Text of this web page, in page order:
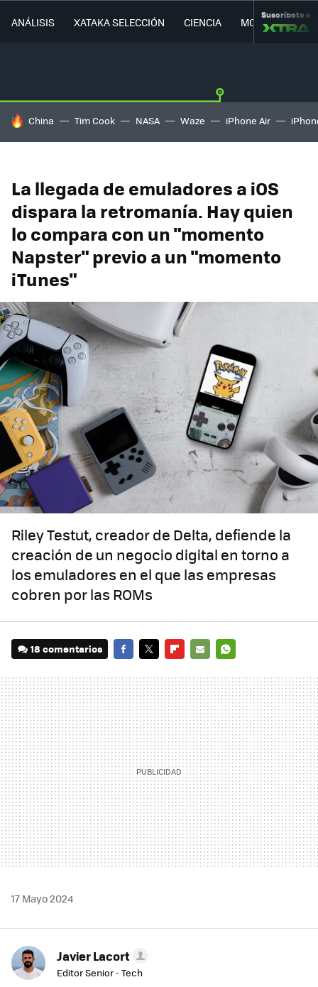
ANÁLISIS XATAKA SELECCIÓN CIENCIA MOVILIDAD
Suscríbete a
HOY SE HABLA DE
China Tim Cook NASA Waze iPhone Air
La llegada de emuladores a iOS
dispara la retromanía. Hay quien
lo compara con un "momento
Napster" previo a un "momento
iTunes"
Riley Testut, creador de Delta, defiende la
creación de un negocio digital en torno a
los emuladores en el que las empresas
cobren por las ROMs
18 comentarios
MAIL
17 Mayo 2024
Javier Lacort
Editor Senior - Tech